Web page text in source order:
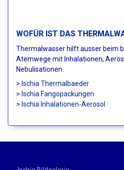
WOFÜR IST DAS
Thermalwasser hilft ausser beim
Atemwege mit Inhalationen,
Nebulisationen.
> Ischia Thermalbaeder
> Ischia Fangopackungen
> Ischia Inhalationen-Aerosol